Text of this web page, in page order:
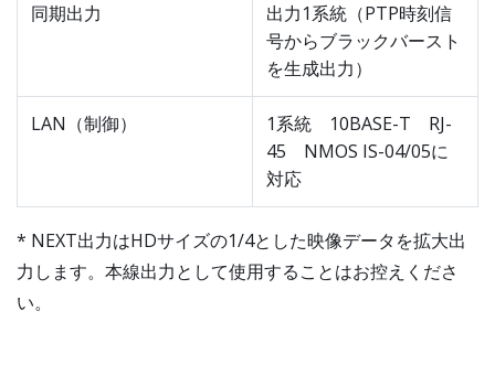
同期出力
出力1系統（PTP時刻信
号からブラックバースト
を生成出力）
LAN（制御）
1系統 10BASE-T RJ-
45 NMOS IS-04/05に
対応
* NEXT出力はHDサイズの1/4とした映像データを拡大出
力します。本線出力として使用することはお控えくださ
い。